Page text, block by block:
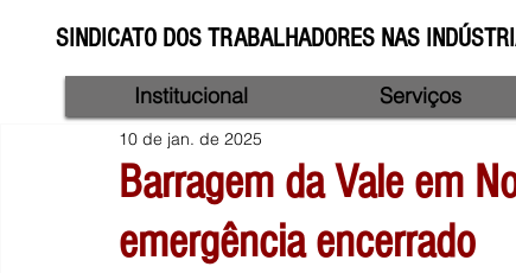
SINDICATO DOS TRABALHADORES NAS
Barragem da Vale em
emergência encerrado
10 de jan. de 2025
Institucional Serviços